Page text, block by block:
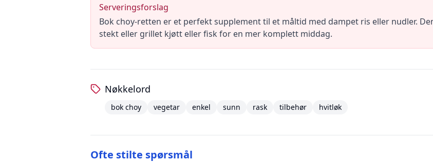
Serveringsforslag
Bok choy-retten er et perfekt supplement til et måltid med dampet ris eller nudler.
stekt eller grillet kjøtt eller fisk for en mer komplett middag.
Nøkkelord
bok choy vegetar enkel sunn rask tilbehør hvitløk
Ofte stilte spørsmål